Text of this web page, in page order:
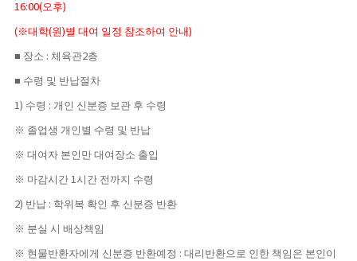
16:00(오후)
( ※대학(원)별 대여 일정 참조하여 안내)
■ 장소 : 체육관2층
■ 수령 및 반납절차
1) 수령 : 개인 신분증 보관 후 수령
※ 졸업생 개인별 수령 및 반납
※ 대여자 본인만 대여장소 출입
※ 마감시간 1시간 전까지 수령
2) 반납 : 학위복 확인 후 신분증 반환
※ 분실 시 배상책임
※ 현물반환자에게 신분증 반환예정 : 대리반환으로 인한 책임은 본인이